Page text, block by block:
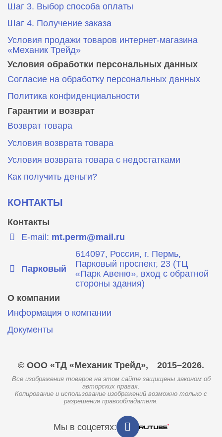
Шаг 3. Выбор способа оплаты
Шаг 4. Получение заказа
Условия продажи товаров интернет-магазина
«Механик Трейд»
Условия обработки персональных данных
Согласие на обработку персональных данных
Политика конфиденциальности
Гарантии и возврат
Возврат товара
Условия возврата товара
Условия возврата товара с недостатками
Как получить деньги?
КОНТАКТЫ
Контакты
E-mail: mt.perm@mail.ru
Парковый
614097, Россия, г. Пермь,
Парковый проспект, 23 (ТЦ
«Парк Авеню», вход с обратной
стороны здания)
О компании
Информация о компании
Документы
© ООО «ТД «Механик Трейд», 2015–2026.
Все изображения товаров на этом сайте защищены законом об
авторских правах.
Копирование и использование изображений возможно только с
разрешения правообладателя.
Мы в соцсетях: